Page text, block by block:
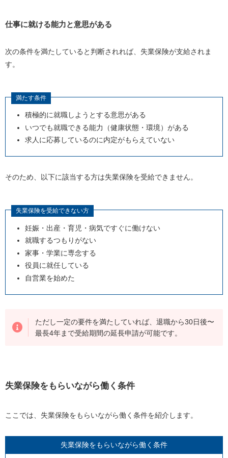
仕事に就ける能力と意思がある
次の条件を満たしていると判断されれば、失業保険が支給されま
す。
満たす条件
積極的に就職しようとする意思がある
いつでも就職できる能力（健康状態・環境）がある
求人に応募しているのに内定がもらえていない
そのため、以下に該当する方は失業保険を受給できません。
失業保険を受給できない方
妊娠・出産・育児・病気ですぐに働けない
就職するつもりがない
家事・学業に専念する
役員に就任している
自営業を始めた
ただし一定の要件を満たしていれば、退職から30日後〜
最長4年まで受給期間の延長申請が可能です。
失業保険をもらいながら働く条件
ここでは、失業保険をもらいながら働く条件を紹介します。
失業保険をもらいながら働く条件